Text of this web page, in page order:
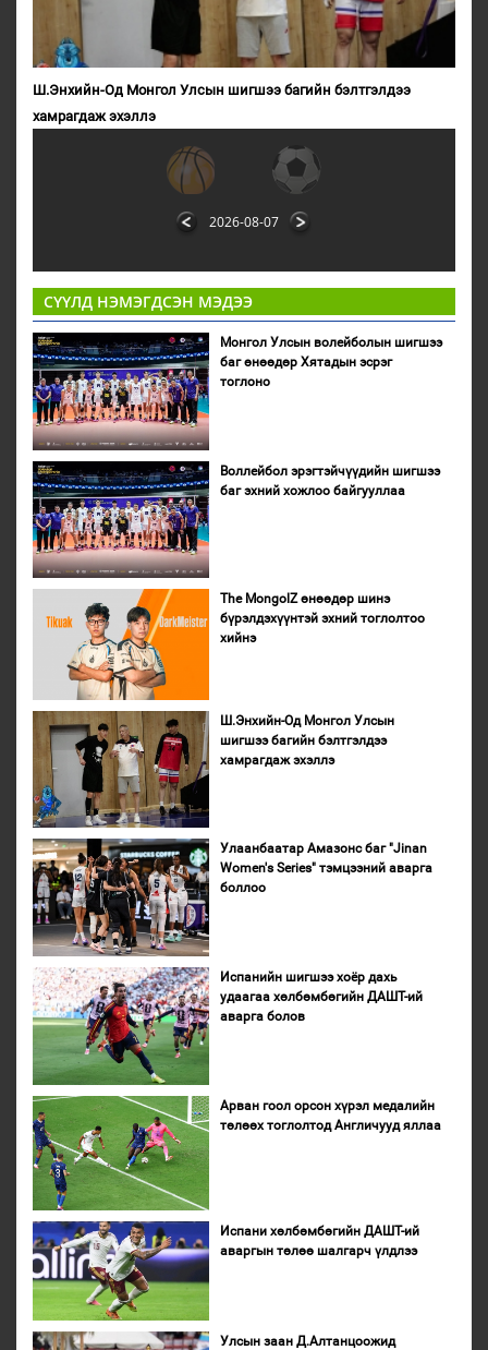
Ш.Энхийн-Од Монгол Улсын шигшээ багийн бэлтгэлдээ
хамрагдаж эхэллэ
2026-08-07
СҮҮЛД НЭМЭГДСЭН МЭДЭЭ
Монгол Улсын волейболын шигшээ
баг өнөөдөр Хятадын эсрэг
тоглоно
Воллейбол эрэгтэйчүүдийн шигшээ
баг эхний хожлоо байгууллаа
The MongolZ өнөөдөр шинэ
бүрэлдэхүүнтэй эхний тоглолтоо
хийнэ
Ш.Энхийн-Од Монгол Улсын
шигшээ багийн бэлтгэлдээ
хамрагдаж эхэллэ
Улаанбаатар Амазонс баг "Jinan
Women's Series" тэмцээний аварга
боллоо
Испанийн шигшээ хоёр дахь
удаагаа хөлбөмбөгийн ДАШТ-ий
аварга болов
Арван гоол орсон хүрэл медалийн
төлөөх тоглолтод Англичууд яллаа
Испани хөлбөмбөгийн ДАШТ-ий
аваргын төлөө шалгарч үлдлээ
Улсын заан Д.Алтанцоожид